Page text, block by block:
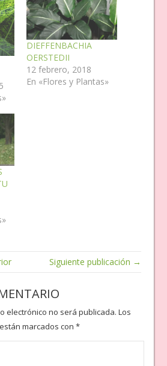
DIEFFENBACHIA
OERSTEDII
12 febrero, 2018
En «Flores y Plantas»
Siguiente publicación →
electrónico no será publicada. Los
marcados con *